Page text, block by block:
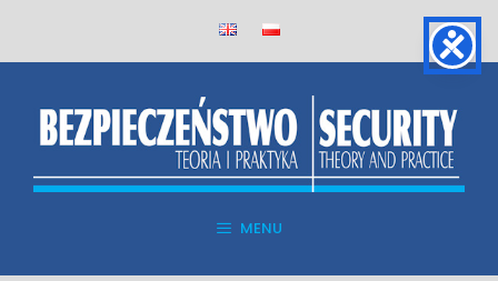
MENU